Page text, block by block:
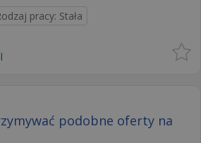
pracy: Stała
podobne oferty na